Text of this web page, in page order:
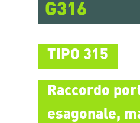
G316
TIPO 315
Raccordo
esagonale,